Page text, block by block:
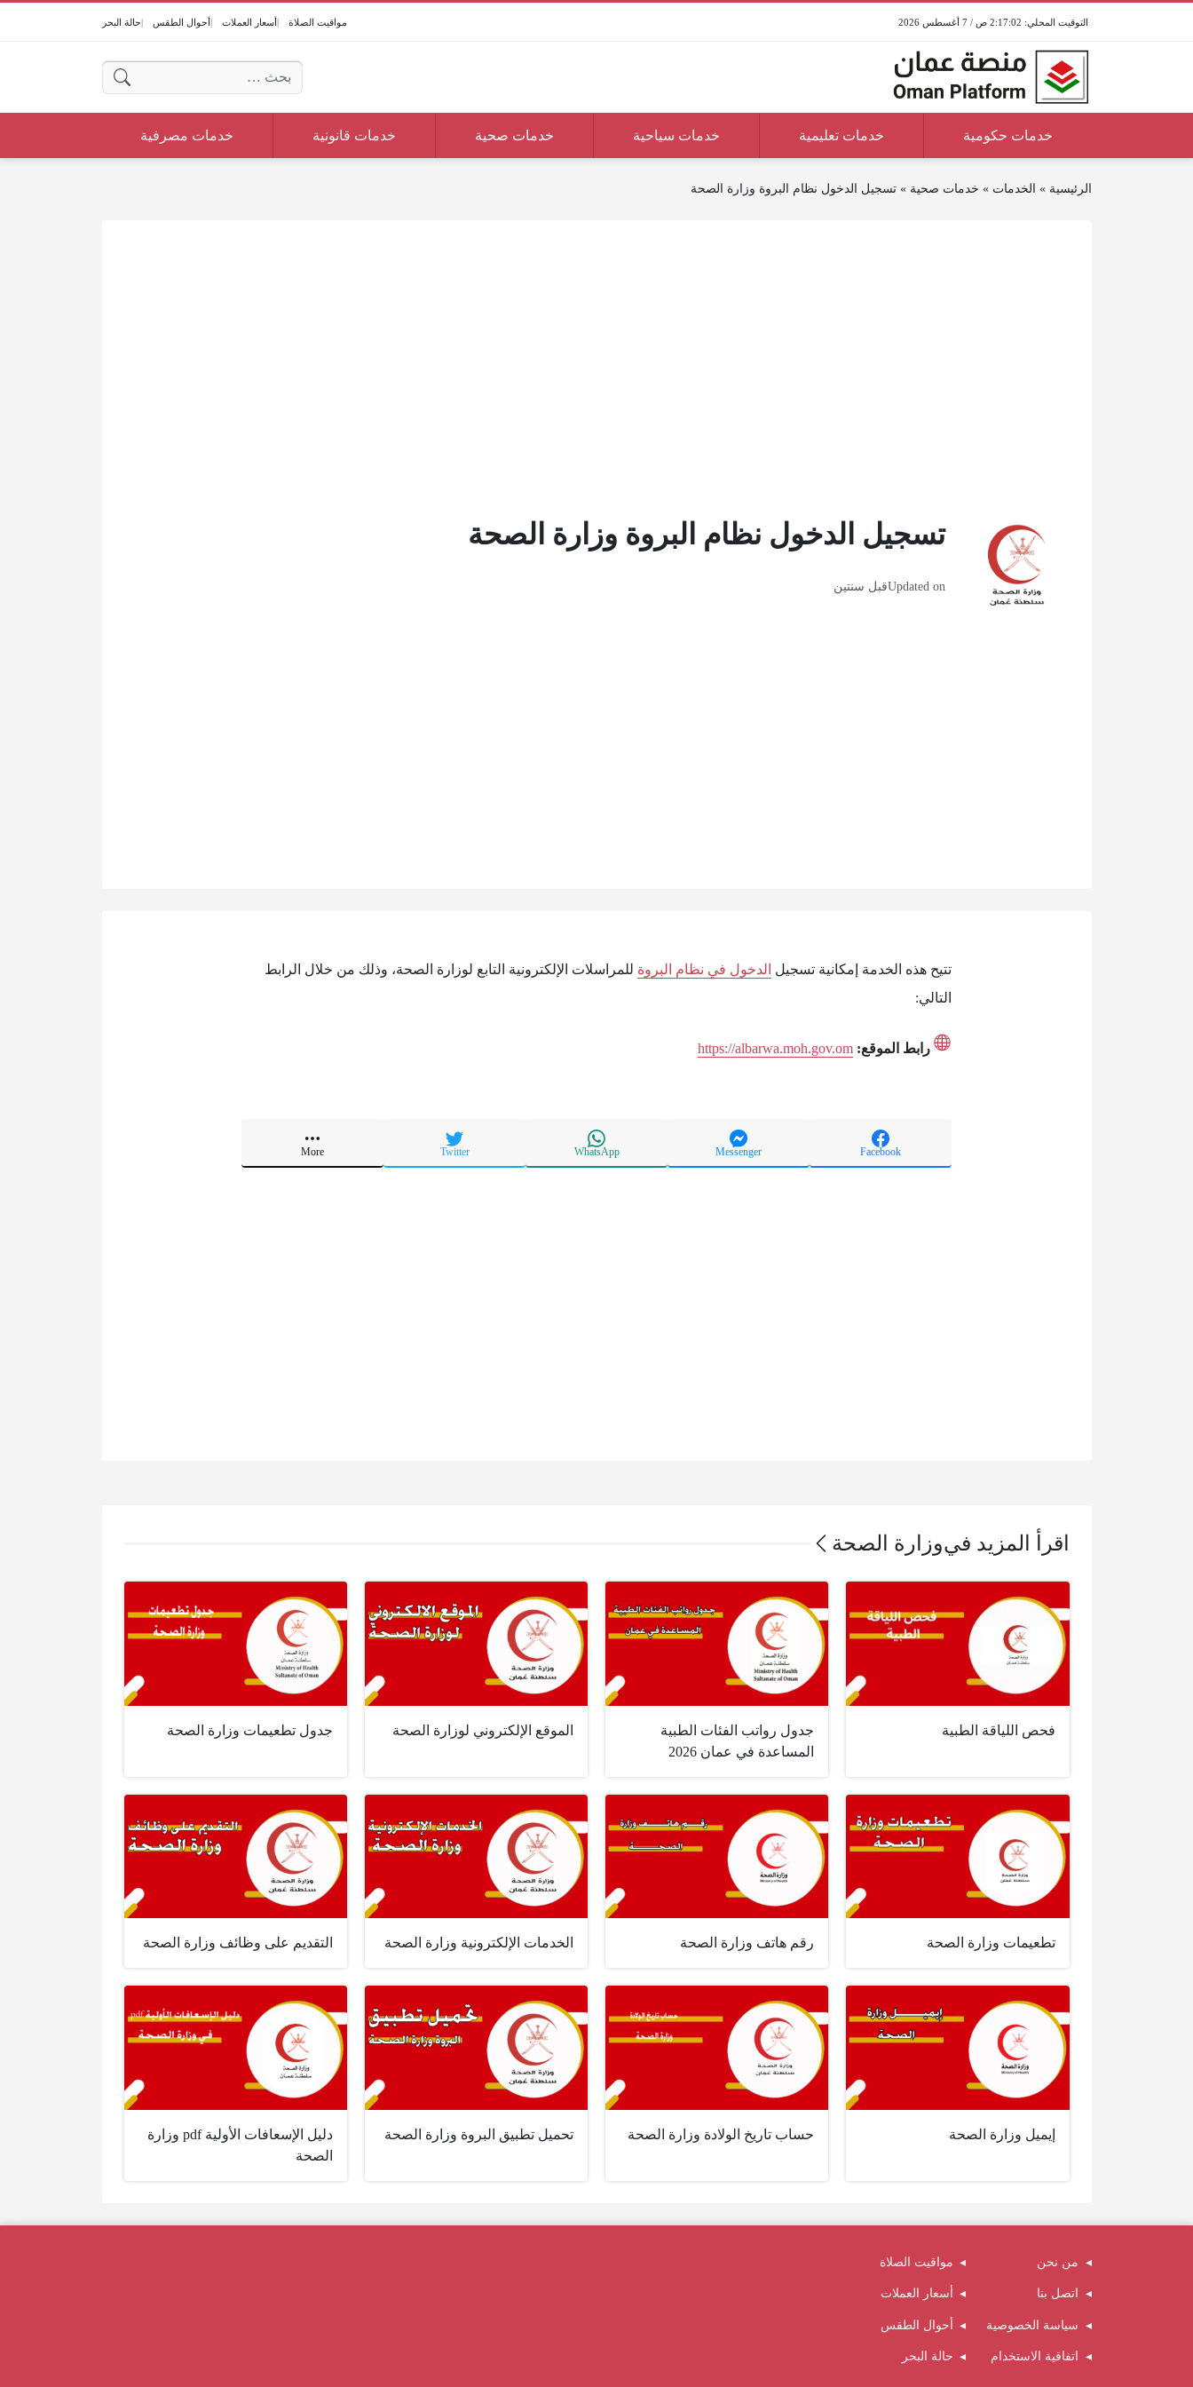
2:17:02 ص / 7 أغسطس 2026 مواقيت الصلاة أسعار العملات أحوال الطقس حالة البحر
البحث عن:
خدمات حكومية خدمات تعليمية خدمات سياحية خدمات صحية خدمات قانونية خدمات مصرفية
الرئيسية » الخدمات » خدمات صحية »تسجيل الدخول نظام البروة وزارة الصحة
تسجيل الدخول نظام البروة وزارة الصحة
Updated onقبل سنتين
تتيح هذه الخدمة إمكانية تسجيل الدخول في نظام البروة للمراسلات الإلكترونية التابع لوزارة الصحة، وذلك من خلال الرابط
التالي:
رابط الموقع: https://albarwa.moh.gov.om
Facebook
Messenger
WhatsApp
Twitter
More
اقرأ المزيد فيوزارة الصحة
فحص اللياقة الطبية
جدول رواتب الفئات الطبية
المساعدة في عمان 2026
الموقع الإلكتروني لوزارة الصحة جدول تطعيمات وزارة الصحة
تطعيمات وزارة الصحة رقم هاتف وزارة الصحة الخدمات الإلكترونية وزارة الصحة التقديم على وظائف وزارة الصحة
إيميل وزارة الصحة حساب تاريخ الولادة وزارة الصحة تحميل تطبيق البروة وزارة الصحة
دليل الإسعافات الأولية pdf وزارة
الصحة
من نحن
اتصل بنا
سياسة الخصوصية
اتفاقية الاستخدام
مواقيت الصلاة
أسعار العملات
أحوال الطقس
حالة البحر